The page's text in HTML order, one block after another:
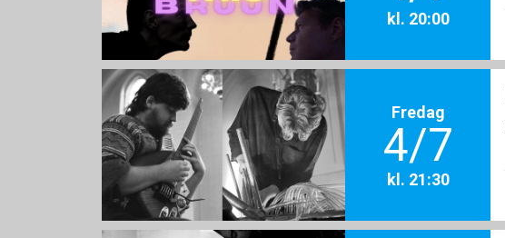
kl. 20:00
Fredag
4/7
kl. 21:30